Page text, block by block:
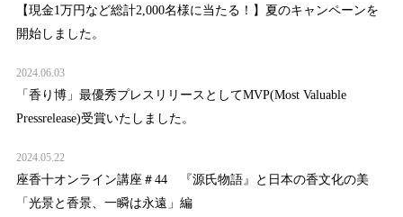
【現金1万円など総計2,000名様に当たる！】夏のキャンペーンを
開始しました。
2024.06.03
「香り博」最優秀プレスリリースとしてMVP(Most Valuable
Pressrelease)受賞いたしました。
2024.05.22
座香十オンライン講座＃44 『源氏物語』と日本の香文化の美
「光景と香景、一瞬は永遠」編